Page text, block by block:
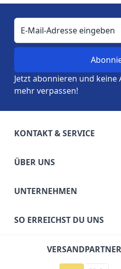
E-Mail-Adresse
Jetzt abonnieren und
mehr verpassen!
KONTAKT & SERVICE
ÜBER UNS
UNTERNEHMEN
SO ERREICHST DU UNS
VERSANDPARTNER